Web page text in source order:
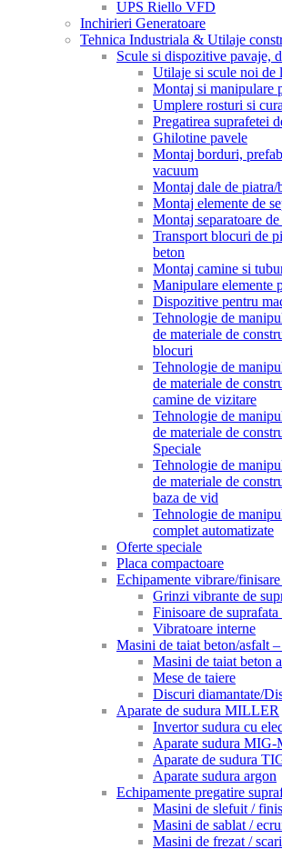
UPS Riello VFD
Inchirieri Generatoare
Tehnica Industriala & Utilaje
Scule si dispozitive pavaje,
Utilaje si scule noi de
Montaj si manipulare
Umplere rosturi si
Pregatirea suprafetei
Ghilotine pavele
Montaj borduri,
vacuum
Montaj dale de piatra/
Montaj elemente de
Montaj separatoare
Transport blocuri de
beton
Montaj camine si
Manipulare elemente
Dispozitive pentru
Tehnologie de
de materiale de
blocuri
Tehnologie de
de materiale de
camine de vizitare
Tehnologie de
de materiale de
Speciale
Tehnologie de
de materiale de
baza de vid
Tehnologie de
complet automatizate
Oferte speciale
Placa compactoare
Echipamente vibrare/
Grinzi vibrante de
Finisoare de
Vibratoare interne
Masini de taiat beton/asfalt
Masini de taiat beton
Mese de taiere
Discuri diamantate/
Aparate de sudura MILLER
Invertor sudura cu
Aparate sudura
Aparate de sudura
Aparate sudura argon
Echipamente pregatire
Masini de slefuit /
Masini de sablat /
Masini de frezat /